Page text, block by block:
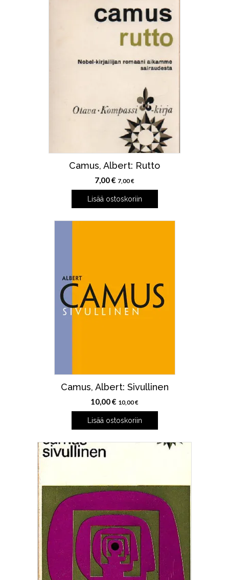
Camus, Albert: Rutto
7,00€ 7,00€
Lisää ostoskoriin
Camus, Albert: Sivullinen
10,00€ 10,00€
Lisää ostoskoriin